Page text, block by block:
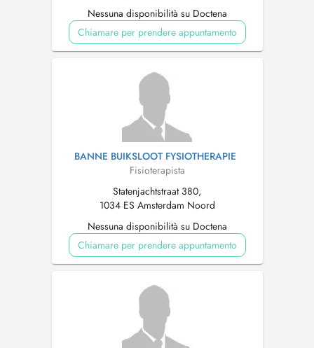
Nessuna disponibilità su Doctena
Chiamare per prendere appuntamento
BANNE BUIKSLOOT FYSIOTHERAPIE
Fisioterapista
Statenjachtstraat 380,
1034 ES Amsterdam Noord
Nessuna disponibilità su Doctena
Chiamare per prendere appuntamento